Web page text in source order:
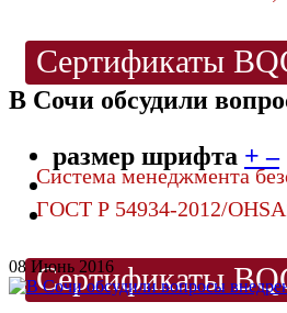
Сертификаты
Система менеджмента
ГОСТ Р 54934-2012/
Сертификаты
В Сочи обсудили
размер шрифта +–
08 Июнь 2016